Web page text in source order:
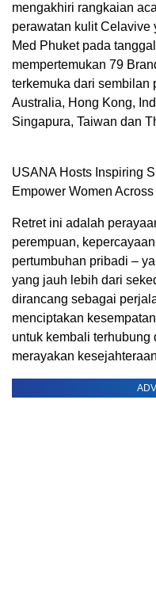
mengakhiri rangkaian
perawatan kulit Celavive
Med Phuket pada
mempertemukan 79
terkemuka dari sembilan
Australia, Hong Kong,
Singapura, Taiwan dan
USANA Hosts Inspiring
Empower Women
Retret ini adalah
perempuan,
pertumbuhan pribadi –
yang jauh lebih dari
dirancang sebagai
menciptakan
untuk kembali terhubung
merayakan